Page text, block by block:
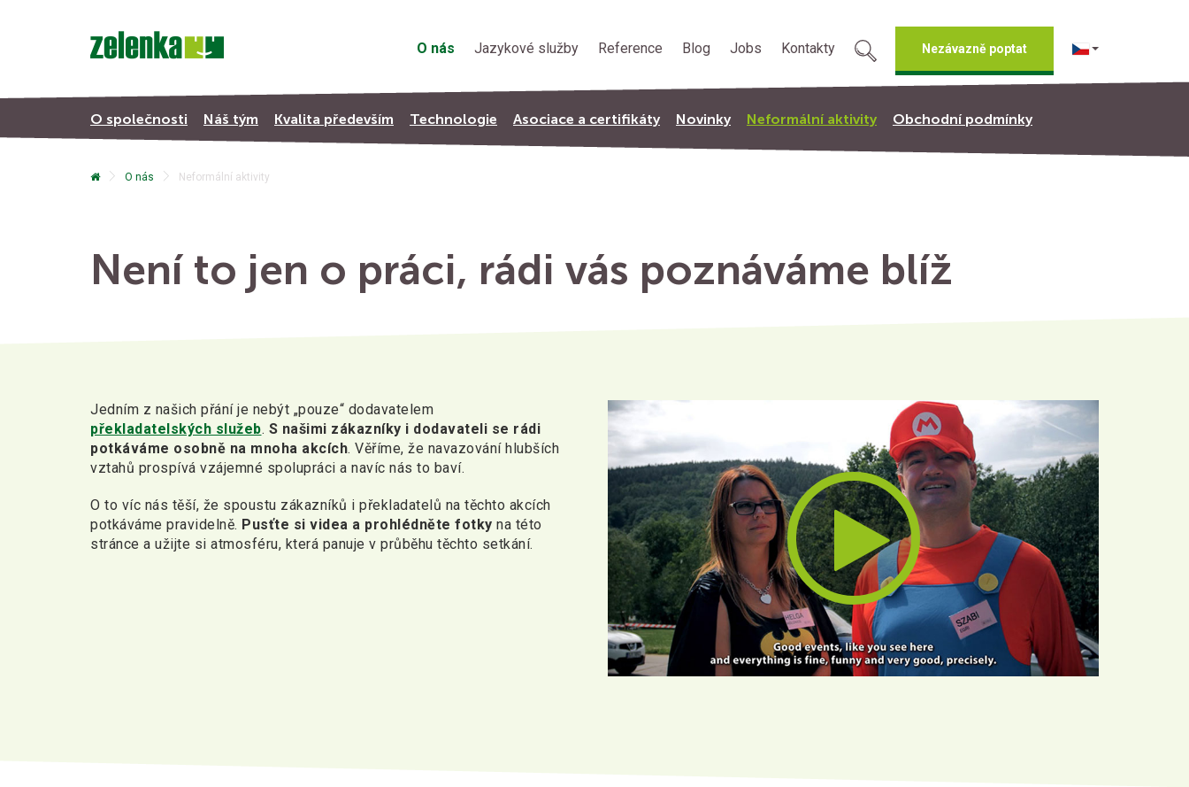
O nás Jazykové služby Reference Blog Jobs Kontakty Nezávazně poptat
O společnosti Náš tým Kvalita především Technologie Asociace a certifikáty Novinky Neformální aktivity Obchodní podmínky
O nás Neformální aktivity
Není to jen o práci, rádi vás poznáváme blíž
Jedním z našich přání je nebýt „pouze“ dodavatelem
překladatelských služeb. S našimi zákazníky i dodavateli se rádi
potkáváme osobně na mnoha akcích. Věříme, že navazování hlubších
vztahů prospívá vzájemné spolupráci a navíc nás to baví.
O to víc nás těší, že spoustu zákazníků i překladatelů na těchto akcích
potkáváme pravidelně. Pusťte si videa a prohlédněte fotky na této
stránce a užijte si atmosféru, která panuje v průběhu těchto setkání.